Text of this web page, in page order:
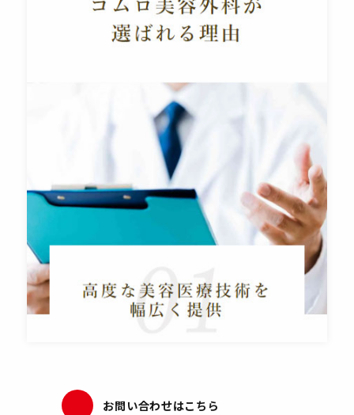
お問い合わせはこちら